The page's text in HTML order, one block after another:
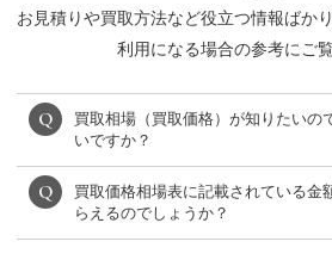
お見積りや買取方法など役立つ情報ばか
利用になる場合の参考にご
買取相場（買取価格）が知りたいの
いですか？
ポールスミスの買取相場表をご確
※(買取相場表がない場合)モデル
買取価格相場表に記載されている金
らえるのでしょうか？